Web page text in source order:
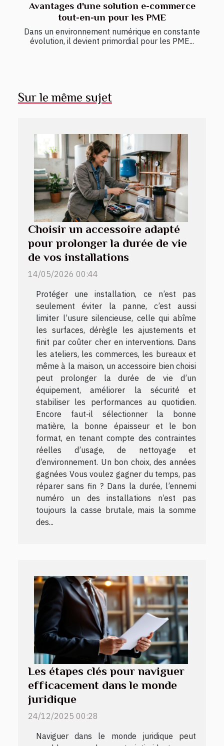
Avantages d'une solution e-commerce
tout-en-un pour les PME
Dans un environnement numérique en constante
évolution, il devient primordial pour les PME...
Sur le même sujet
Choisir un accessoire adapté
pour prolonger la durée de vie
de vos installations
14/05/2026 00:44
Protéger une installation, ce n’est pas
seulement éviter la panne, c’est aussi
limiter l’usure silencieuse, celle qui abîme
les surfaces, dérègle les ajustements et
finit par coûter cher en interventions. Dans
les ateliers, les commerces, les bureaux et
même à la maison, un accessoire bien choisi
peut prolonger la durée de vie d’un
équipement, améliorer la sécurité et
stabiliser les performances au quotidien.
Encore faut-il sélectionner la bonne
matière, la bonne épaisseur et le bon
format, en tenant compte des contraintes
réelles d’usage, de nettoyage et
d’environnement. Un bon choix, des années
gagnées Vous voulez gagner du temps, pas
réparer sans fin ? Dans la durée, l’ennemi
numéro un des installations n’est pas
toujours la casse brutale, mais la somme
des...
Les étapes clés pour naviguer
efficacement dans le monde
juridique
24/12/2025 00:28
Naviguer dans le monde juridique peut